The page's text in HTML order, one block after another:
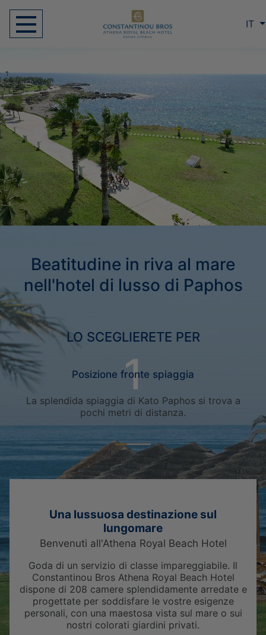
IT
Benvenuti all'Athena Royal Beach Hotel
Riproduci il video
Beatitudine in riva al mare
nell'hotel di lusso di Paphos
LO SCEGLIERETE PER
Posizione fronte spiaggia
La splendida spiaggia di Kato Paphos si trova a
pochi metri di distanza.
Una lussuosa destinazione sul
lungomare
Benvenuti all'Athena Royal Beach Hotel
Goda di un servizio di classe impareggiabile. Il
Constantinou Bros Athena Royal Beach Hotel
dispone di 208 camere splendidamente arredate e
progettate per soddisfare le vostre esigenze
personali, con una maestosa vista sul mare o sui
nostri colorati giardini privati.